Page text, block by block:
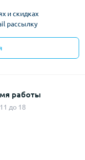
и скидках
рассылку
работы
до 18